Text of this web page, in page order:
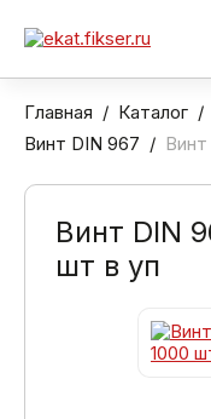
Главная Каталог
Винт DIN 967
Винт DIN
шт в уп